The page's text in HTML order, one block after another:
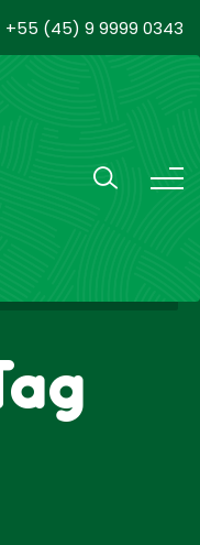
+55 (45) 9 9999 0343